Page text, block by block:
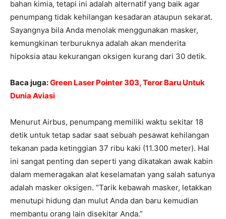
bahan kimia, tetapi ini adalah alternatif yang baik agar
penumpang tidak kehilangan kesadaran ataupun sekarat.
Sayangnya bila Anda menolak menggunakan masker,
kemungkinan terburuknya adalah akan menderita
hipoksia atau kekurangan oksigen kurang dari 30 detik.
Baca juga:Green Laser Pointer 303, Teror Baru Untuk
Dunia Aviasi
Menurut Airbus, penumpang memiliki waktu sekitar 18
detik untuk tetap sadar saat sebuah pesawat kehilangan
tekanan pada ketinggian 37 ribu kaki (11.300 meter). Hal
ini sangat penting dan seperti yang dikatakan awak kabin
dalam memeragakan alat keselamatan yang salah satunya
adalah masker oksigen. “Tarik kebawah masker, letakkan
menutupi hidung dan mulut Anda dan baru kemudian
membantu orang lain disekitar Anda.”